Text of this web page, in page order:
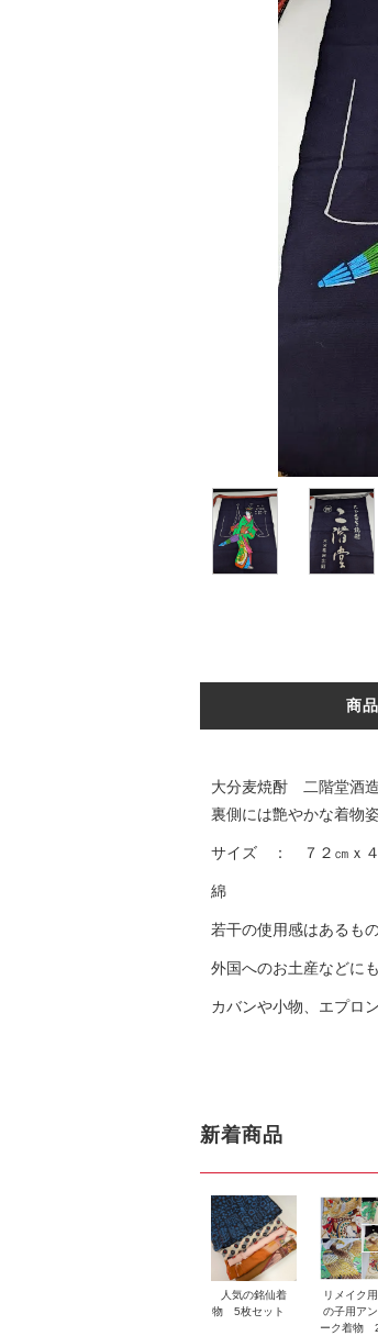
商
大分麦焼酎 二階堂酒
裏側には艶やかな着物
サイズ ： ７２㎝ｘ
綿
若干の使用感はあるも
外国へのお土産などに
カバンや小物、エプロ
新着商品
人気の銘仙着
物 5枚セット
リメイク
の子用ア
ーク着物